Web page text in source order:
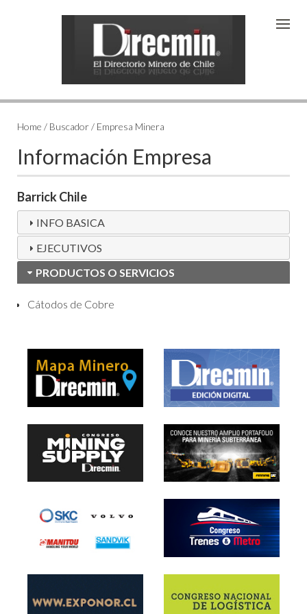
Home / Buscador / Empresa Minera
Información Empresa
Barrick Chile
INFO BASICA
EJECUTIVOS
PRODUCTOS O SERVICIOS
Cátodos de Cobre